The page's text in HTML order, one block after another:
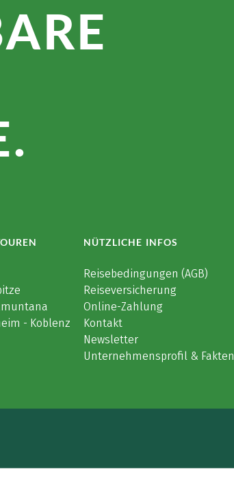
- Koblenz
NÜTZLICHE INFOS
Reisebedingungen (AGB)
Reiseversicherung
Online-Zahlung
Kontakt
Newsletter
Unternehmensprofil & Fakten